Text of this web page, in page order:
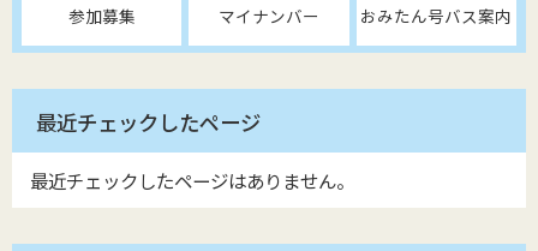
参加募集 マイナンバー おみたん号バス案内
最近チェックしたページ
最近チェックしたページはありません。